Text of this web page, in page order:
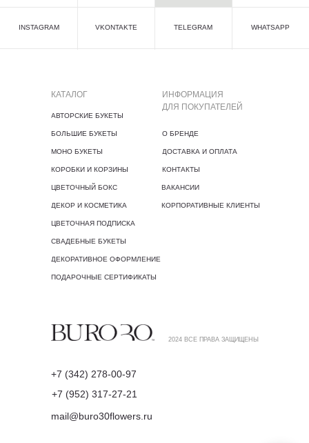
VKONTAKTE TELEGRAM WHATSAPP
INSTAGRAM
КАТАЛОГ
mail@buro30flowers.ru
+7 (342) 278-00-97
АВТОРСКИЕ БУКЕТЫ
БОЛЬШИЕ БУКЕТЫ
МОНО БУКЕТЫ
КОРОБКИ И КОРЗИНЫ
ЦВЕТОЧНЫЙ БОКС
ДЕКОР И КОСМЕТИКА
ЦВЕТОЧНАЯ ПОДПИСКА
СВАДЕБНЫЕ БУКЕТЫ
ДЕКОРАТИВНОЕ ОФОРМЛЕНИЕ
ИНФОРМАЦИЯ
ДЛЯ ПОКУПАТЕЛЕЙ
О БРЕНДЕ
ДОСТАВКА И ОПЛАТА
КОНТАКТЫ
ПОДАРОЧНЫЕ СЕРТИФИКАТЫ
+7 (952) 317-27-21
2024 ВСЕ ПРАВА ЗАЩИЩЕНЫ
ВАКАНСИИ
КОРПОРАТИВНЫЕ КЛИЕНТЫ